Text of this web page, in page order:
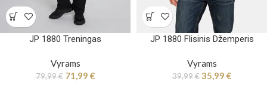
JP 1880 Treningas
Vyrams
79,99€ 71,99 €
JP 1880 Flisinis Džemperis
Vyrams
39,99€ 35,99 €